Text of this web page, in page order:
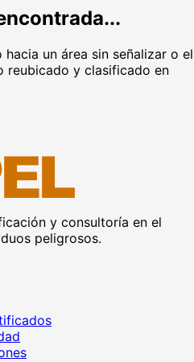
un área sin señalizar o el
reubicado y clasificado en
y consultoría en el
peligrosos.